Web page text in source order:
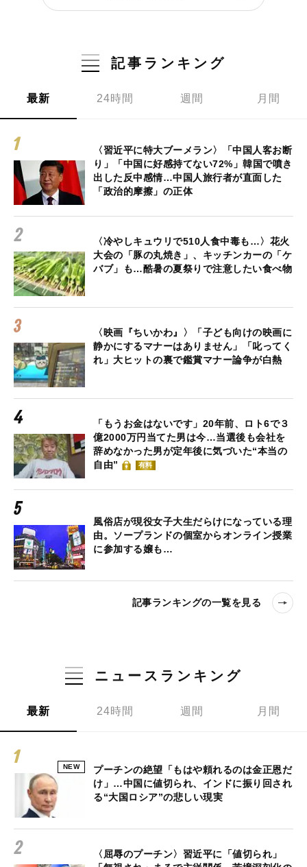
記事ランキング
最新 24時間 週間 月間
〈習近平に特大ブーメラン〉「中国人客お断
り」「中国に好感持てない72%」韓国で噴き
出した反中感情…中国人旅行者が直面した
「政治的摩擦」の正体
〈冷やしキュウリで510人食中毒も…〉花火
大会の「豚の丸焼き」、キッチンカーの「ケ
バブ」も…酷暑の夏祭りで注意したい食べ物
〈映画『ちいかわ』〉「子ども向けの映画に
静かにするマナーはありません」「叱ってく
れ」大ヒットの裏で鑑賞マナー論争が白熱
「もうお金はないです」20年前、ロト6で３
億2000万円当てた男は今…当選後も会社を
辞めなかった男が定年後に気づいた“本当の
自由”
有料
風俗店が現役女子大生だらけになっている理
由。ソープランドの個室からオンライン授業
に参加する嬢も…
記事ランキングの一覧を見る
ニュースランキング
最新 24時間 週間 月間
NEW
プーチンの絶望「もはや頼れるのは金正恩だ
け」…中国に値切られ、インドに振り回され
る“大国ロシア”の悲しい現実
〈屈辱のプーチン〉習近平に「値切られ」